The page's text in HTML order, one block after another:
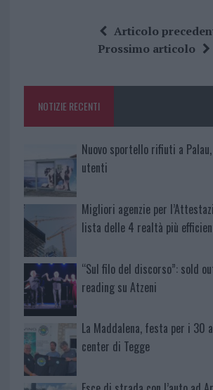
o
k
te
re
at
s
p
a
re
Articolo
Prossimo articolo
NOTIZIE RECENTI
Nuovo sportello rifiuti a
utenti
Migliori agenzie per
lista delle 4 realtà più
“Sul filo del discorso”: sold
reading su Atzeni
La Maddalena, festa per i 30
center di Tegge